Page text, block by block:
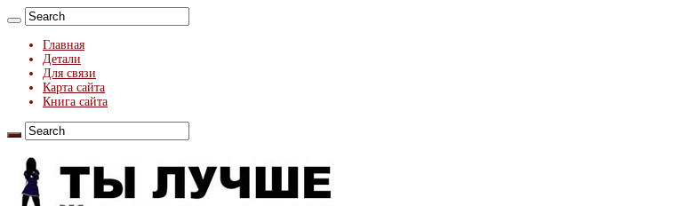
Главная
Детали
Для связи
Карта сайта
Книга сайта